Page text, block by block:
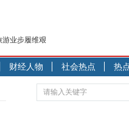
游业步履维艰
业如何浴火重生？
统零售商的转型突围之旅
分析周报（2020. 07.27—2020.07.31）
结构性存款玩起“跷跷板” 结构性失衡
财经人物 社会热点 热